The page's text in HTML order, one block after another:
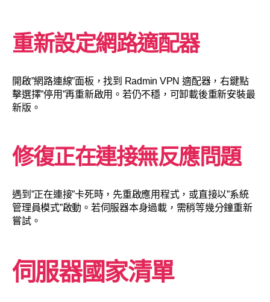
重新設定網路適配器
開啟”網路連線”面板，找到 Radmin VPN 適配器，右鍵點
擊選擇”停用”再重新啟用。若仍不穩，可卸載後重新安裝最
新版。
修復正在連接無反應問題
遇到”正在連接”卡死時，先重啟應用程式，或直接以”系統
管理員模式”啟動。若伺服器本身過載，需稍等幾分鐘重新
嘗試。
伺服器國家清單